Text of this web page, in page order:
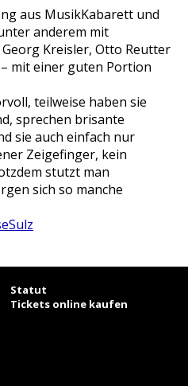
aus MusikKabarett und
anderem mit
Kreisler, Otto Reutter
mit einer guten Portion
teilweise haben sie
sprechen brisante
sie auch einfach nur
Zeigefinger, kein
stutzt man
sich so manche
Statut
Tickets online kaufen